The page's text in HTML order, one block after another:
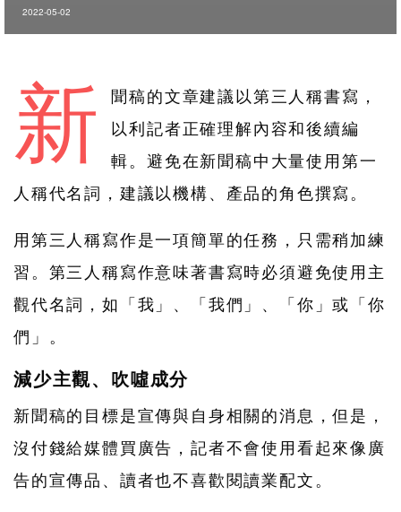
2022-05-02
新
聞稿的文章建議以第三人稱書寫，
以利記者正確理解內容和後續編
輯。避免在新聞稿中大量使用第一
人稱代名詞，建議以機構、產品的角色撰寫。
用第三人稱寫作是一項簡單的任務，只需稍加練
習。第三人稱寫作意味著書寫時必須避免使用主
觀代名詞，如「我」、「我們」、「你」或「你
們」。
減少主觀、吹噓成分
新聞稿的目標是宣傳與自身相關的消息，但是，
沒付錢給媒體買廣告，記者不會使用看起來像廣
告的宣傳品、讀者也不喜歡閱讀業配文。